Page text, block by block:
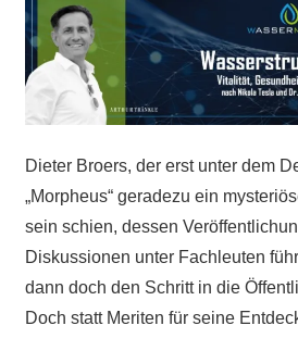
Dieter Broers, der erst unter dem
„Morpheus“ geradezu ein
sein schien, dessen
Diskussionen unter Fachleuten
dann doch den Schritt in die
Doch statt Meriten für seine